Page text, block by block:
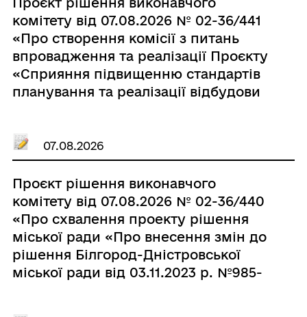
комітету від 07.08.2026 № 02-36/441
«Про створення комісії з питань
впровадження та реалізації Проєкту
«Сприяння підвищенню стандартів
планування та реалізації відбудови
територіальній громаді»
07.08.2026
Проєкт рішення виконавчого
комітету від 07.08.2026 № 02-36/440
«Про схвалення проекту рішення
міської ради «Про внесення змін до
рішення Білгород-Дністровської
міської ради від 03.11.2023 р. №985-